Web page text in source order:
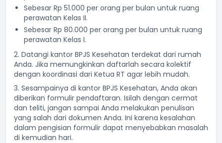
Sebesar Rp 51.000 per orang per bulan untuk ruang
perawatan Kelas II.
Sebesar Rp 80.000 per orang per bulan untuk ruang
perawatan Kelas I.
2. Datangi kantor BPJS Kesehatan terdekat dari rumah
Anda. Jika memungkinkan daftarlah secara kolektif
dengan koordinasi dari Ketua RT agar lebih mudah.
3. Sesampainya di kantor BPJS Kesehatan, Anda akan
diberikan formulir pendaftaran. Isilah dengan cermat
dan teliti, jangan sampai Anda melakukan penulisan
yang salah dari dokumen Anda. Ini karena kesalahan
dalam pengisian formulir dapat menyebabkan masalah
di kemudian hari.